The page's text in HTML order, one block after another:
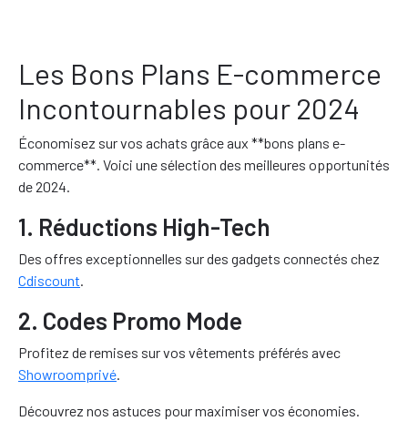
Les Bons Plans E-commerce
Incontournables pour 2024
Économisez sur vos achats grâce aux **bons plans e-
commerce**. Voici une sélection des meilleures opportunités
de 2024.
1. Réductions High-Tech
Des offres exceptionnelles sur des gadgets connectés chez
Cdiscount.
2. Codes Promo Mode
Profitez de remises sur vos vêtements préférés avec
Showroomprivé.
Découvrez nos astuces pour maximiser vos économies.